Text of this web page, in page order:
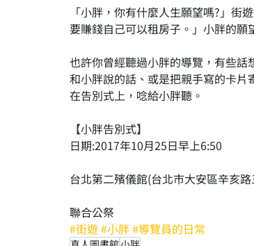
「小胖，你有什麼人生願望嗎?」街
要賺錢自己可以租房子。」小胖的願
也許你曾經聽過小胖的導覽，有些
和小胖說的話、或是把親手寫的卡
在告別式上，唸給小胖聽。
【小胖告別式】
日期:2017年10月25日早上6:50
台北第二殯儀館(台北市大安區辛亥
聯合公祭
#街遊#小胖#導覽員的日常